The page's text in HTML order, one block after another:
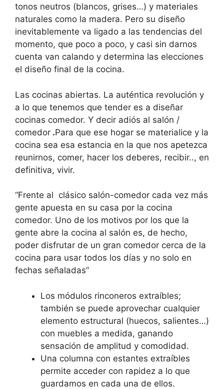
tonos neutros (blancos, grises…) y materiales
naturales como la madera. Pero su diseño
inevitablemente va ligado a las tendencias del
momento, que poco a poco, y casi sin darnos
cuenta van calando y determina las elecciones
el diseño final de la cocina.
Las cocinas abiertas. La auténtica revolución y
a lo que tenemos que tender es a diseñar
cocinas comedor. Y decir adiós al salón /
comedor .Para que ese hogar se materialice y la
cocina sea esa estancia en la que nos apetezca
reunirnos, comer, hacer los deberes, recibir.., en
definitiva, vivir.
“Frente al clásico salón-comedor cada vez más
gente apuesta en su casa por la cocina
comedor. Uno de los motivos por los que la
gente abre la cocina al salón es, de hecho,
poder disfrutar de un gran comedor cerca de la
cocina para usar todos los días y no solo en
fechas señaladas”
Los módulos rinconeros extraíbles;
también se puede aprovechar cualquier
elemento estructural (huecos, salientes…)
con muebles a medida, ganando
sensación de amplitud y comodidad.
Una columna con estantes extraíbles
permite acceder con rapidez a lo que
guardamos en cada una de ellos.